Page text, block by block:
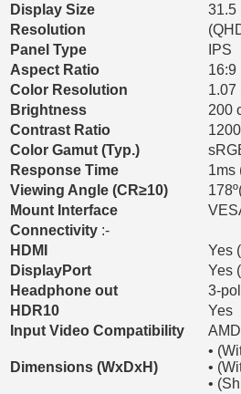
Display Size
31.5
Resolution
Panel Type
IPS
Aspect Ratio
16:9
Color Resolution
1.07
Brightness
200
Contrast Ratio
Color Gamut (Typ.)
Response Time
1ms
Viewing Angle (CR≥10)
Mount Interface
Connectivity :-
HDMI
Yes
DisplayPort
Yes
Headphone out
3-
HDR10
Yes
Input Video Compatibility
Dimensions (WxDxH)
•
•
•